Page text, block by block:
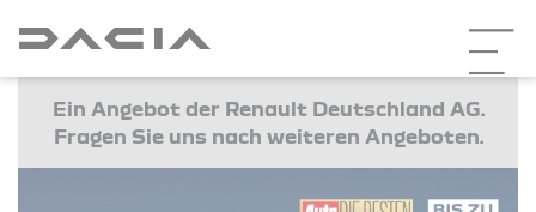
Ein Angebot der Renault Deutschland AG.
Fragen Sie uns nach weiteren Angeboten.